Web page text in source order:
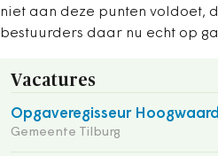
niet aan deze punten voldoet,
bestuurders daar nu echt op
Vacatures
Opgaveregisseur
Gemeente Tilburg